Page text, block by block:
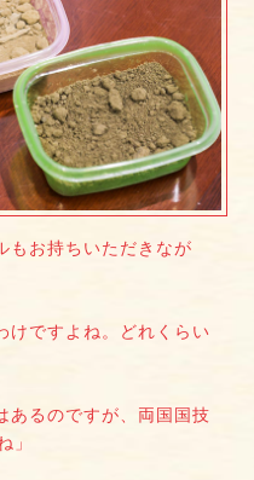
もお持ちいただきなが
けですよね。どれくらい
あるのですが、両国国技
」